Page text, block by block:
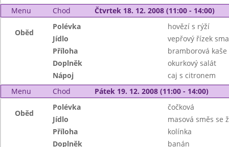
Menu
Chod Čtvrtek 18. 12. 2008 (11:00 - 14:00)
Oběd
Polévka
hovězí s rýží
Jídlo
vepřový řízek
Příloha
bramborová kaše
Doplněk
okurkový salát
Nápoj
caj s citronem
Menu
Chod Pátek 19. 12. 2008 (11:00 - 14:00)
Oběd
Polévka
čočková
Jídlo
masová směs se
Příloha
kolínka
Doplněk
banán